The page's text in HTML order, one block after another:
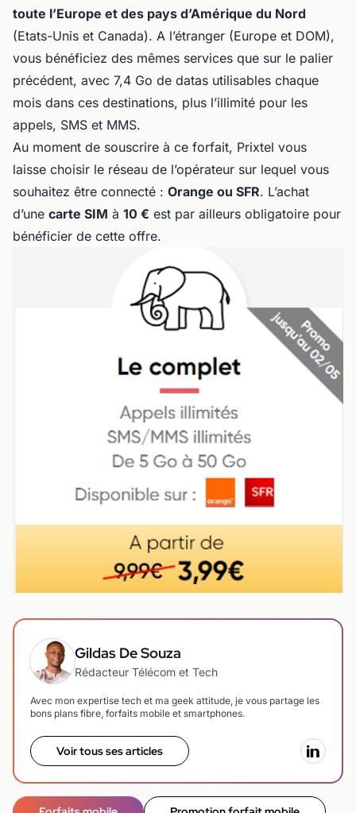
toute l’Europe et des pays d’Amérique du Nord
(Etats-Unis et Canada). A l’étranger (Europe et DOM),
vous bénéficiez des mêmes services que sur le palier
précédent, avec 7,4 Go de datas utilisables chaque
mois dans ces destinations, plus l’illimité pour les
appels, SMS et MMS.
Au moment de souscrire à ce forfait, Prixtel vous
laisse choisir le réseau de l’opérateur sur lequel vous
souhaitez être connecté : Orange ou SFR. L’achat
d’une carte SIM à 10 € est par ailleurs obligatoire pour
bénéficier de cette offre.
Gildas De Souza
Rédacteur Télécom et Tech
Avec mon expertise tech et ma geek attitude, je vous partage les
bons plans fibre, forfaits mobile et smartphones.
Voir tous ses articles